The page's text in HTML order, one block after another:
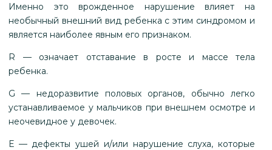
Именно это врожденное нарушение влияет на
необычный внешний вид ребенка с этим синдромом и
является наиболее явным его признаком.
R — означает отставание в росте и массе тела
ребенка.
G — недоразвитие половых органов, обычно легко
устанавливаемое у мальчиков при внешнем осмотре и
неочевидное у девочек.
Е — дефекты ушей и/или нарушение слуха, которые